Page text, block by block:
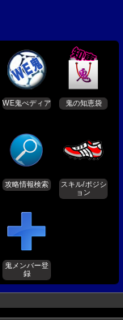
WE鬼ぺディア 鬼の知恵袋
攻略情報検索
スキル/ポジシ
ョン
鬼メンバー登
録